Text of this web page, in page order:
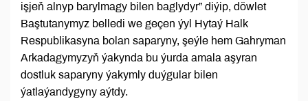
işjeň alnyp barylmagy bilen baglydyr” diýip, döwlet
Baştutanymyz belledi we geçen ýyl Hytaý Halk
Respublikasyna bolan saparyny, şeýle hem Gahryman
Arkadagymyzyň ýakynda bu ýurda amala aşyran
dostluk saparyny ýakymly duýgular bilen
ýatlaýandygyny aýtdy.